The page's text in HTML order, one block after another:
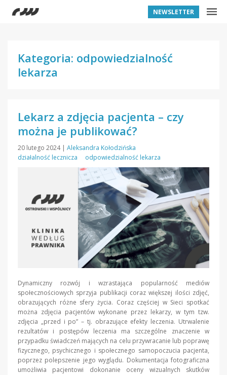
NEWSLETTER
Kategoria: odpowiedzialność
lekarza
Lekarz a zdjęcia pacjenta – czy
można je publikować?
20 lutego 2024 | Aleksandra Kołodzińska
działalność lecznicza
odpowiedzialność lekarza
Dynamiczny rozwój i wzrastająca popularność mediów
społecznościowych sprzyja publikacji coraz większej ilości zdjęć,
obrazujących różne sfery życia. Coraz częściej w Sieci spotkać
można zdjęcia pacjentów wykonane przez lekarzy, w tym tzw.
zdjęcia „przed i po” – tj. obrazujące efekty leczenia. Utrwalenie
rezultatów i postępów leczenia ma szczególne znaczenie w
przypadku świadczeń mających na celu przywracanie lub poprawę
fizycznego, psychicznego i społecznego samopoczucia pacjenta,
poprzez polepszenie jego wyglądu. Dokumentacja fotograficzna
umożliwia pacjentowi dokonanie oceny wizualnych skutków